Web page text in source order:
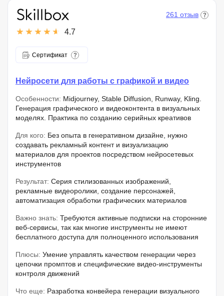
4.7
261 отзыв
Сертификат
Нейросети для работы с графикой и видео
Особенности: Midjourney, Stable Diffusion, Runway, Kling.
Генерация графического и видеоконтента в визуальных
моделях. Практика по созданию серийных креативов
Для кого: Без опыта в генеративном дизайне, нужно
создавать рекламный контент и визуализацию
материалов для проектов посредством нейросетевых
инструментов
Результат: Серия стилизованных изображений,
рекламные видеоролики, создание персонажей,
автоматизация обработки графических материалов
Важно знать: Требуются активные подписки на сторонние
веб-сервисы, так как многие инструменты не имеют
бесплатного доступа для полноценного использования
Плюсы: Умение управлять качеством генерации через
цепочки промптов и специфические видео-инструменты
контроля движений
Что еще: Разработка конвейера генерации визуального